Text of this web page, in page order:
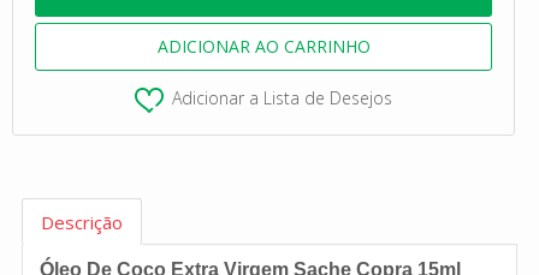
Adicionar a Lista de Desejos
Descrição
Óleo De Coco Extra Virgem Sache Copra 15ml